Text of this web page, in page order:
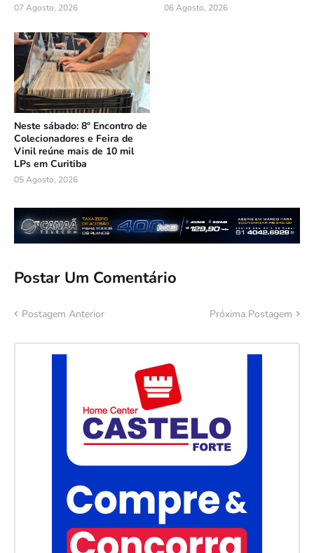
07 Agosto, 2026 06 Agosto, 2026
Neste sábado: 8º Encontro de
Colecionadores e Feira de
Vinil reúne mais de 10 mil
LPs em Curitiba
05 Agosto, 2026
Postar Um Comentário
Postagem Anterior Próxima Postagem